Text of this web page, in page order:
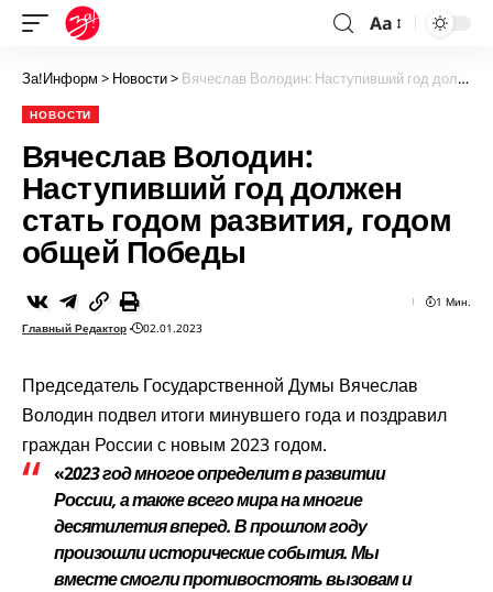
Aa
За!Информ > Новости> Вячеслав Володин: Наступивший год должен стать годом развития, годом общей Победы
НОВОСТИ
Вячеслав Володин:
Наступивший год должен
стать годом развития, годом
общей Победы
Главный Редактор 02.01.2023
1 Мин.
Председатель Государственной Думы Вячеслав
Володин подвел итоги минувшего года и поздравил
граждан России с новым 2023 годом.
«2023 год многое определит в развитии
России, а также всего мира на многие
десятилетия вперед.В прошлом году
произошли исторические события.Мы
вместе смогли противостоять вызовам и